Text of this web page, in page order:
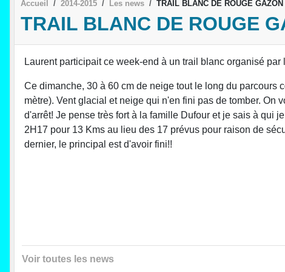
Accueil 2014-2015 Les news TRAIL BLANC DE ROUGE GAZON
TRAIL BLANC DE ROUGE
Laurent participait ce week-end à un trail blanc organisé
Ce dimanche, 30 à 60 cm de neige tout le long du parcours
mètre). Vent glacial et neige qui n'en fini pas de tomber.
d'arrêt! Je pense très fort à la famille Dufour et je sais à qui
2H17 pour 13 Kms au lieu des 17 prévus pour raison de
dernier, le principal est d'avoir fini!!
Voir toutes les news